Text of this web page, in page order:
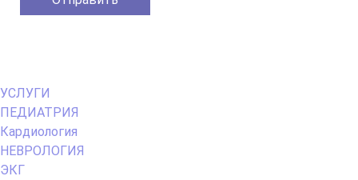
Primary
Menu
УСЛУГИ
ПЕДИАТРИЯ
Кардиология
НЕВРОЛОГИЯ
ЭКГ